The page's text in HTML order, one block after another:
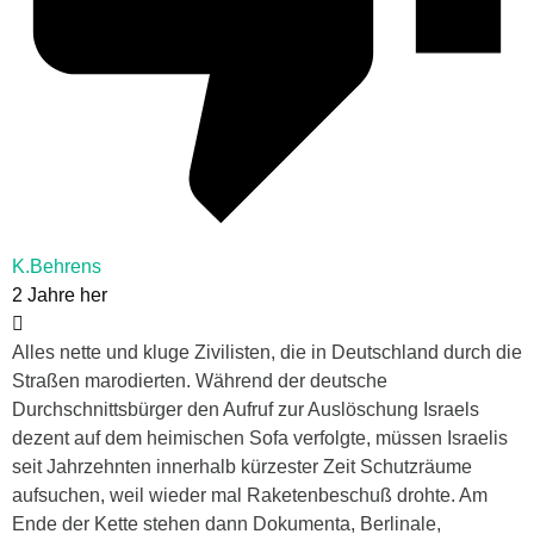
K.Behrens
2 Jahre her
Alles nette und kluge Zivilisten, die in Deutschland durch die
Straßen marodierten. Während der deutsche
Durchschnittsbürger den Aufruf zur Auslöschung Israels
dezent auf dem heimischen Sofa verfolgte, müssen Israelis
seit Jahrzehnten innerhalb kürzester Zeit Schutzräume
aufsuchen, weil wieder mal Raketenbeschuß drohte. Am
Ende der Kette stehen dann Dokumenta, Berlinale,